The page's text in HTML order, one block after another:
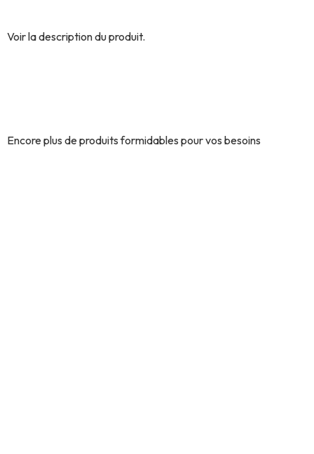
Voir la description du produit.
Encore plus de produits formidables pour vos besoins